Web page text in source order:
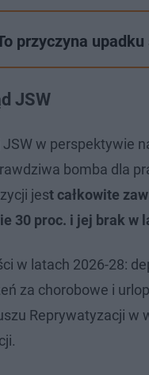
przyczyna upadku
JSW
w perspektywie
bomba dla
jest całkowite
30 proc. i jej brak w
w latach 2026-28:
za chorobowe i
Reprywatyzacji w